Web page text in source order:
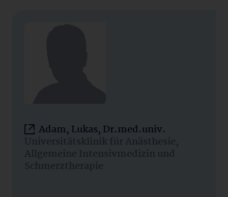
Adam, Lukas, Dr.med.univ.
Universitätsklinik für Anästhesie,
Allgemeine Intensivmedizin und
Schmerztherapie